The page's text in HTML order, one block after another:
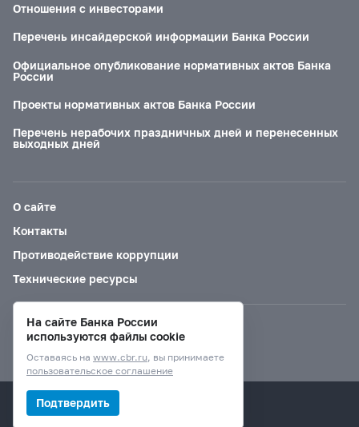
Отношения с инвесторами
Перечень инсайдерской информации Банка России
Официальное опубликование нормативных актов Банка
России
Проекты нормативных актов Банка России
Перечень нерабочих праздничных дней и перенесенных
выходных дней
О сайте
Контакты
Противодействие коррупции
Технические ресурсы
Версия для слабовидящих
© Банк России, 2000–2026.
На сайте Банка России
используются файлы cookie
Оставаясь на www.cbr.ru, вы принимаете
пользовательское соглашение
Подтвердить